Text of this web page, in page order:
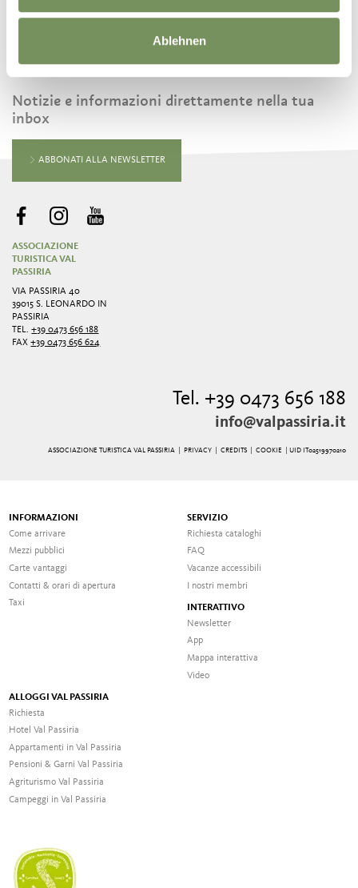
Ablehnen
RESTA IN CONTATTO CON NOI
Notizie e informazioni direttamente nella tua
inbox
ABBONATI ALLA NEWSLETTER
ASSOCIAZIONE
TURISTICA VAL
PASSIRIA
VIA PASSIRIA 40
39015 S. LEONARDO IN
PASSIRIA
TEL.+39 0473 656 188
FAX+39 0473 656 624
Tel. +39 0473 656 188
info@valpassiria.it
ASSOCIAZIONE TURISTICA VAL PASSIRIA | PRIVACY| CREDITS| COOKIE | UID IT02519970210
INFORMAZIONI
Come arrivare
Mezzi pubblici
Carte vantaggi
Contatti & orari di apertura
Taxi
SERVIZIO
Richiesta cataloghi
FAQ
Vacanze accessibili
I nostri membri
INTERATTIVO
Newsletter
App
Mappa interattiva
Video
ALLOGGI VAL PASSIRIA
Richiesta
Hotel Val Passiria
Appartamenti in Val Passiria
Pensioni & Garni Val Passiria
Agriturismo Val Passiria
Campeggi in Val Passiria